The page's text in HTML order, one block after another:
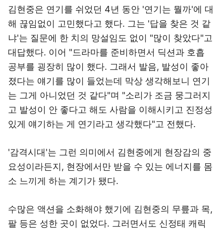
김현중은 연기를 쉬었던 4년 동안 '연기는 뭘까'에 대
해 끊임없이 고민했다고 했다. 그는 '답을 찾은 것 같
냐'는 질문에 한 치의 망설임도 없이 "많이 찾았다"고
대답했다. 이어 "드라마를 준비하면서 딕션과 호흡
공부를 굉장히 많이 했다. 그래서 발음, 발성이 좋아
졌다는 얘기를 많이 들었는데 막상 생각해보니 연기
는 그게 아니었던 것 같다"며 "소리가 조금 뭉그러지
고 발성이 안 좋다고 해도 사람을 이해시키고 진정성
있게 얘기하는 게 연기라고 생각했다"고 전했다.
'감격시대'는 그런 의미에서 김현중에게 현장감의 중
요성이라든지, 현장에서만 받을 수 있는 에너지를 몸
소 느끼게 하는 계기가 됐다.
수많은 액션을 소화해야 했기에 김현중의 무릎과 목,
팔 등은 성한 곳이 없었다. 그러면서도 신정태 캐릭